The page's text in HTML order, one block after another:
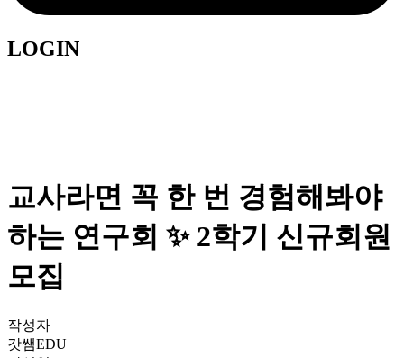
LOGIN
교사라면 꼭 한 번 경험해봐야
하는 연구회 ✨ 2학기 신규회원
모집
작성자
갓쌤EDU